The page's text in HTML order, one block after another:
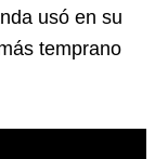
usó en su
temprano